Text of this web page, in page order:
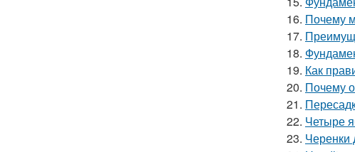
16. Почему
17.
18.
19. Как
20. Почему
21.
22. Четыре
23. Черенки